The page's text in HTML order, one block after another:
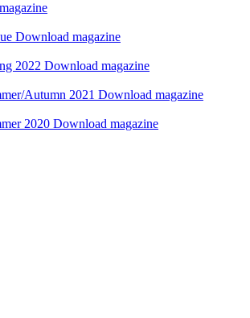
Download magazine
Download magazine
Download magazine
Download magazine